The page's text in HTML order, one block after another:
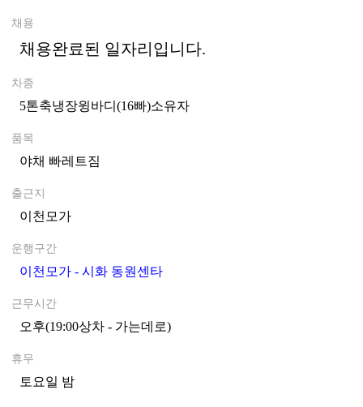
채용
채용완료된 일자리입니다.
차종
5톤축냉장윙바디(16빠)소유자
품목
야채 빠레트짐
출근지
이천모가0
운행구간
이천모가 - 시화 동원센타0
근무시간
오후(19:00상차 - 가는데로)0
휴무
토요일 밤0